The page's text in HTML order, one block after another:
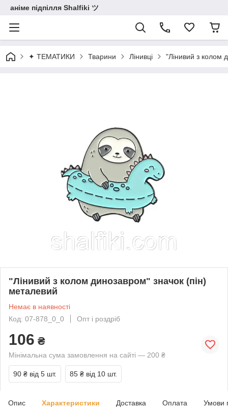
аніме підпілля Shalfiki ツ
✦ ТЕМАТИКИ Тварини Лінивці "Лінивий з колом
"Лінивий з колом динозавром" значок (пін)
металевий
Немає в наявності
Код: 07-878_0_0
Опт і роздріб
106 ₴
Мінімальна сума замовлення на сайті — 200 ₴
90 ₴ від 5 шт. 85 ₴ від 10 шт.
Опис Характеристики Доставка Оплата Умови